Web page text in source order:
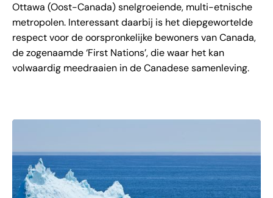
Ottawa (Oost-Canada) snelgroeiende, multi-etnische
metropolen. Interessant daarbij is het diepgewortelde
respect voor de oorspronkelijke bewoners van Canada,
de zogenaamde ‘First Nations’, die waar het kan
volwaardig meedraaien in de Canadese samenleving.